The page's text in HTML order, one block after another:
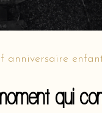
anniversaire
qui